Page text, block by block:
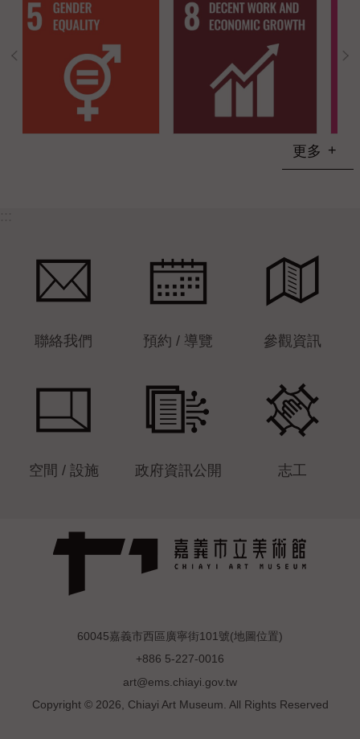
更多
聯絡我們 預約 / 導覽 參觀資訊
空間 / 設施 政府資訊公開 志工
60045嘉義市西區廣寧街101號(地圖位置)
+886 5-227-0016
art@ems.chiayi.gov.tw
Copyright © 2026, Chiayi Art Museum. All Rights Reserved